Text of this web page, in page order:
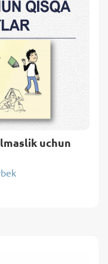
uchun